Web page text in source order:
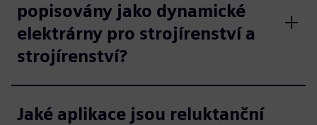
popisovány jako dynamické
elektrárny pro strojírenství a
strojírenství?
Jaké aplikace jsou reluktanční